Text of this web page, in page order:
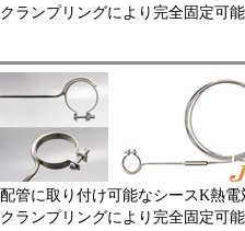
クランプリングにより完全固定可
配管に取り付け可能なシースK熱電
クランプリングにより完全固定可